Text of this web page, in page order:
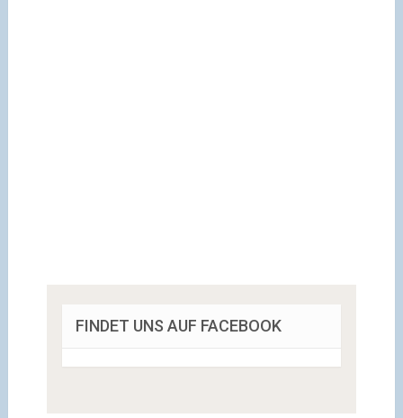
FINDET UNS AUF FACEBOOK